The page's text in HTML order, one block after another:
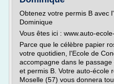
Obtenez votre permis B avec
Dominique
Vous êtes ici : www.auto-
Parce que le célèbre papier
votre quotidien, l'Ecole de
accompagne dans le
et permis B. Votre auto-école
Moselle (57) vous donnera